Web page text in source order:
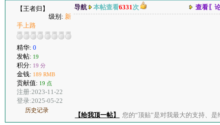
【王者归】
级别: 新
手上路
精华: 0
发帖: 19
积分: 19 分
金钱: 189 RMB
贡献值: 19 点
注册:2023-11-22
登录:2025-05-22
历史记录
导航 本帖查看6331次 查看〖
【给我顶一帖】 您的“顶贴”是对我最大的支持、